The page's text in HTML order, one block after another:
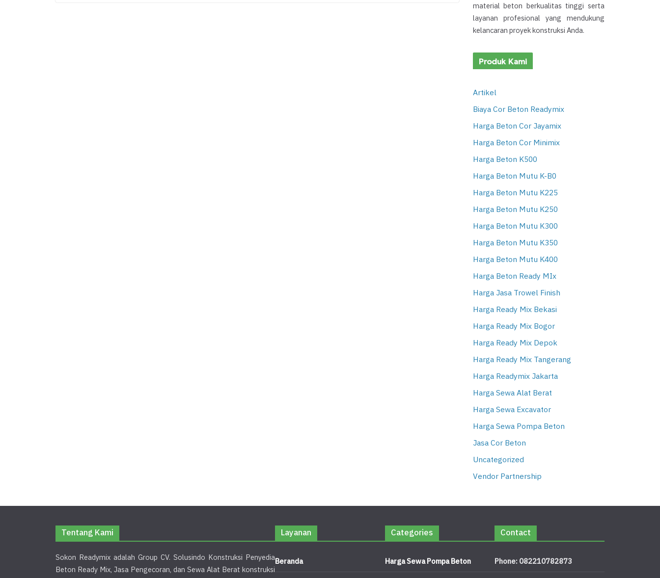
material beton berkualitas tinggi serta
layanan profesional yang mendukung
kelancaran proyek konstruksi Anda.
Produk Kami
Artikel
Biaya Cor Beton Readymix
Harga Beton Cor Jayamix
Harga Beton Cor Minimix
Harga Beton K500
Harga Beton Mutu K-B0
Harga Beton Mutu K225
Harga Beton Mutu K250
Harga Beton Mutu K300
Harga Beton Mutu K350
Harga Beton Mutu K400
Harga Beton Ready MIx
Harga Jasa Trowel Finish
Harga Ready Mix Bekasi
Harga Ready Mix Bogor
Harga Ready Mix Depok
Harga Ready Mix Tangerang
Harga Readymix Jakarta
Harga Sewa Alat Berat
Harga Sewa Excavator
Harga Sewa Pompa Beton
Jasa Cor Beton
Uncategorized
Vendor Partnership
Tentang Kami
Sokon Readymix adalah Group CV. Solusindo Konstruksi Penyedia
Beton Ready Mix, Jasa Pengecoran, dan Sewa Alat Berat konstruksi
Layanan
Beranda
Categories
Harga Sewa Pompa Beton
Contact
Phone: 082210782873